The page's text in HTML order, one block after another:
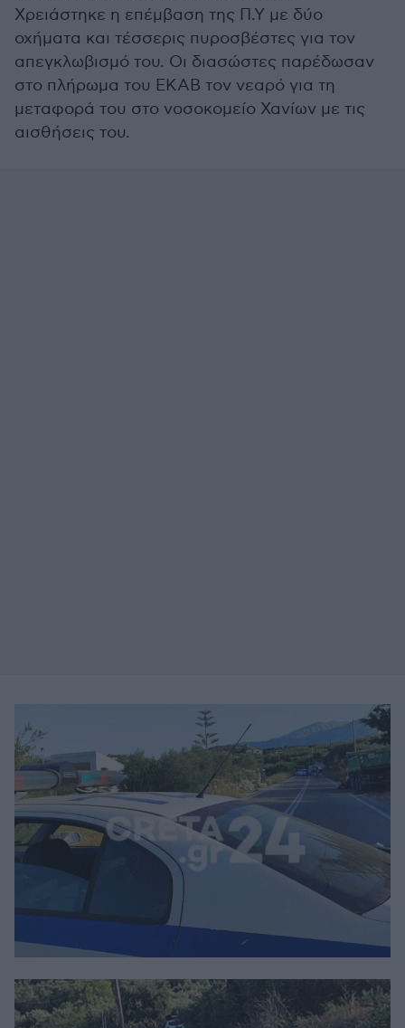
Χρειάστηκε η επέμβαση της Π.Υ με δύο
οχήματα και τέσσερις πυροσβέστες για τον
απεγκλωβισμό του. Οι διασώστες παρέδωσαν
στο πλήρωμα του ΕΚΑΒ τον νεαρό για τη
μεταφορά του στο νοσοκομείο Χανίων με τις
αισθήσεις του.